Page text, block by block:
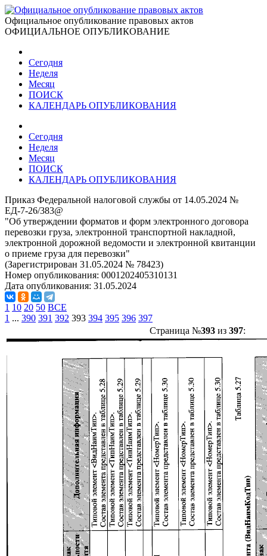
Официальное опубликование правовых актов
ОФИЦИАЛЬНОЕ ОПУБЛИКОВАНИЕ
Сегодня
Неделя
Месяц
ПОИСК
КАЛЕНДАРЬ ОПУБЛИКОВАНИЯ
Сегодня
Неделя
Месяц
ПОИСК
КАЛЕНДАРЬ ОПУБЛИКОВАНИЯ
Приказ Федеральной налоговой службы от 14.05.2024 №
ЕД-7-26/383@
"Об утверждении форматов и форм электронного договора
перевозки груза, электронной транспортной накладной,
электронной дорожной ведомости и электронной квитанции
о приеме груза для перевозки"
(Зарегистрирован 31.05.2024 № 78423)
Номер опубликования: 0001202405310131
Дата опубликования: 31.05.2024
1 10 20 50 ВСЕ
1 ... 390 391 392 393 394 395 396 397
Страница №393из 397: